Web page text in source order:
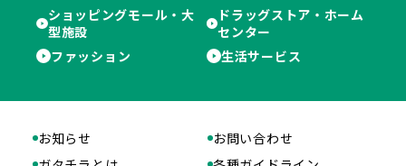
ショッピングモール・大
型施設
ドラッグストア・ホーム
センター
ファッション
生活サービス
お知らせ
お問い合わせ